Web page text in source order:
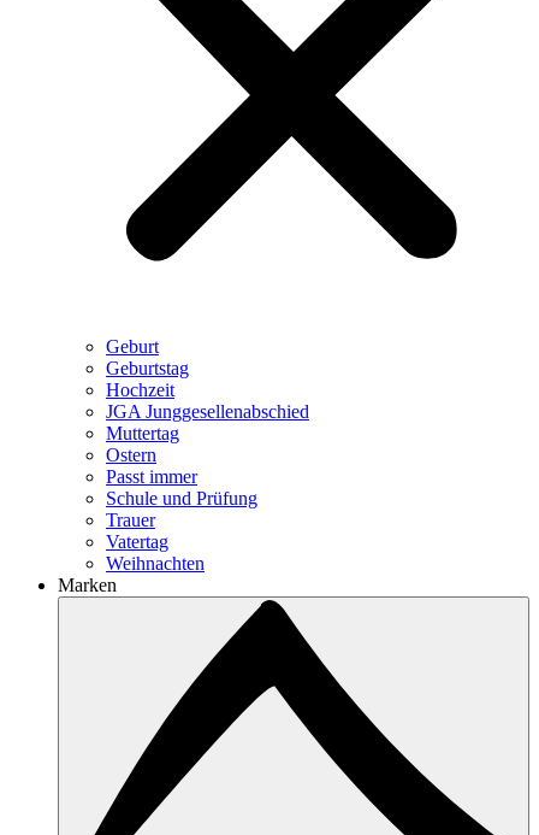
Geburt
Geburtstag
Hochzeit
JGA Junggesellenabschied
Muttertag
Ostern
Passt immer
Schule und Prüfung
Trauer
Vatertag
Weihnachten
Marken